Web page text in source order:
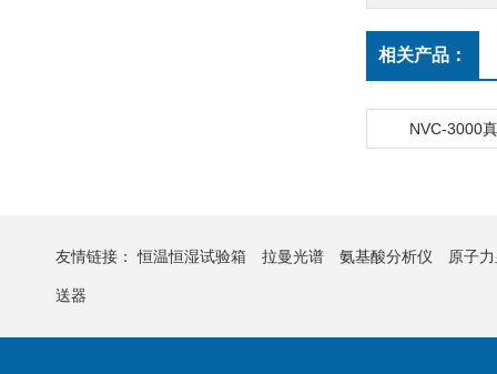
相关产品：
NVC-3000
友情链接：恒温恒湿试验箱 拉曼光谱 氨基酸分析仪 原子
送器